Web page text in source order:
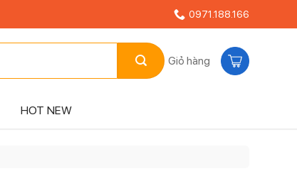
0971.188.166
Giỏ hàng
HOT NEW